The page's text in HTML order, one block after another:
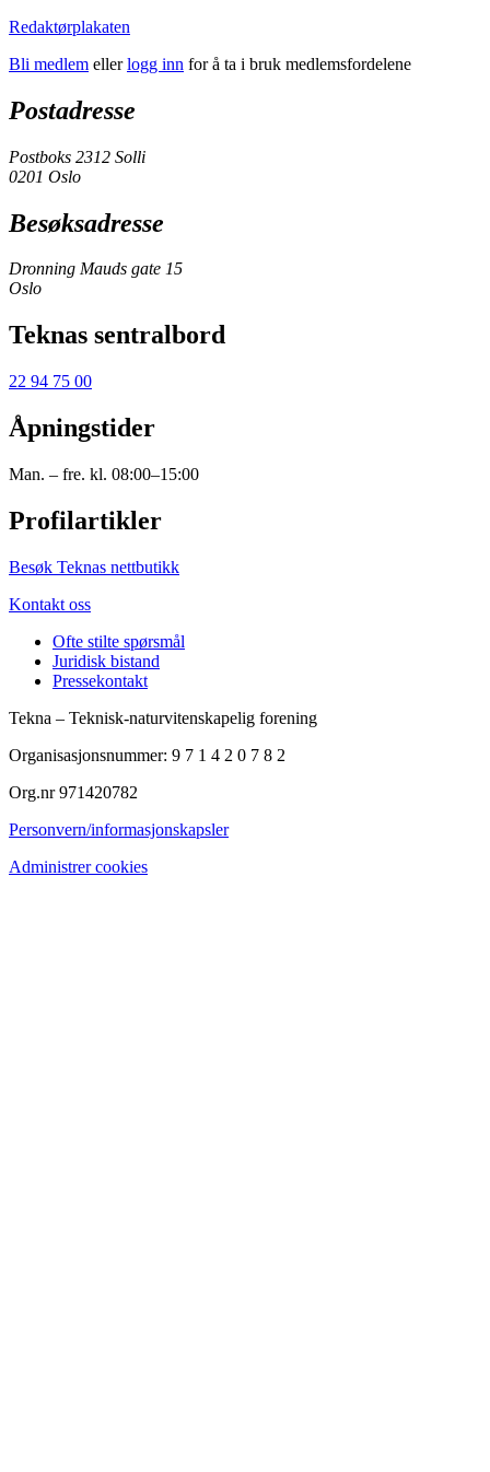
Redaktørplakaten
Bli medlem ellerlogg inn for å ta i bruk medlemsfordelene
Postadresse
Postboks 2312 Solli
0201 Oslo
Besøksadresse
Dronning Mauds gate 15
Oslo
Teknas sentralbord
22 94 75 00
Åpningstider
Man. – fre. kl. 08:00–15:00
Profilartikler
Besøk Teknas nettbutikk
Kontakt oss
Ofte stilte spørsmål
Juridisk bistand
Pressekontakt
Tekna – Teknisk-naturvitenskapelig forening
Organisasjonsnummer: 9 7 1 4 2 0 7 8 2
Org.nr 971420782
Personvern/informasjonskapsler
Administrer cookies